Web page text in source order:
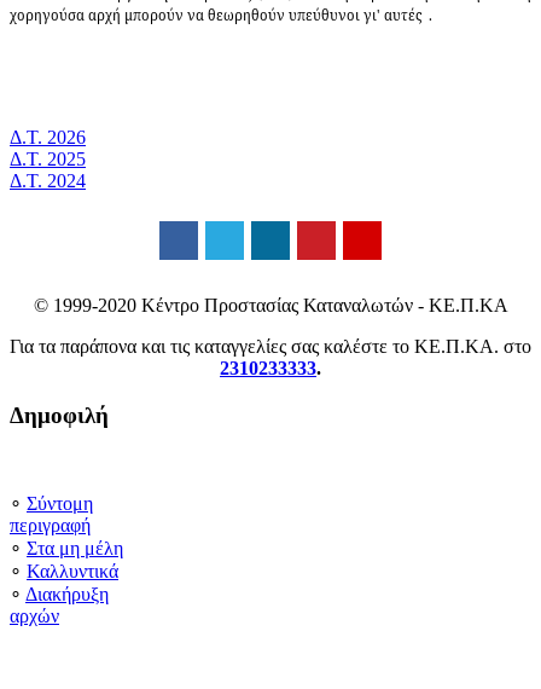
χορηγούσα αρχή μπορούν να θεωρηθούν υπεύθυνοι γι' αυτές .
Δ.Τ. 2026
Δ.Τ. 2025
Δ.Τ. 2024
© 1999-2020 Κέντρο Προστασίας Καταναλωτών - ΚΕ.Π.ΚΑ
Για τα παράπονα και τις καταγγελίες σας καλέστε το ΚΕ.Π.ΚΑ. στο
2310233333.
Δημοφιλή
∘ Σύντομη
περιγραφή
∘ Στα μη μέλη
∘ Καλλυντικά
∘ Διακήρυξη
αρχών